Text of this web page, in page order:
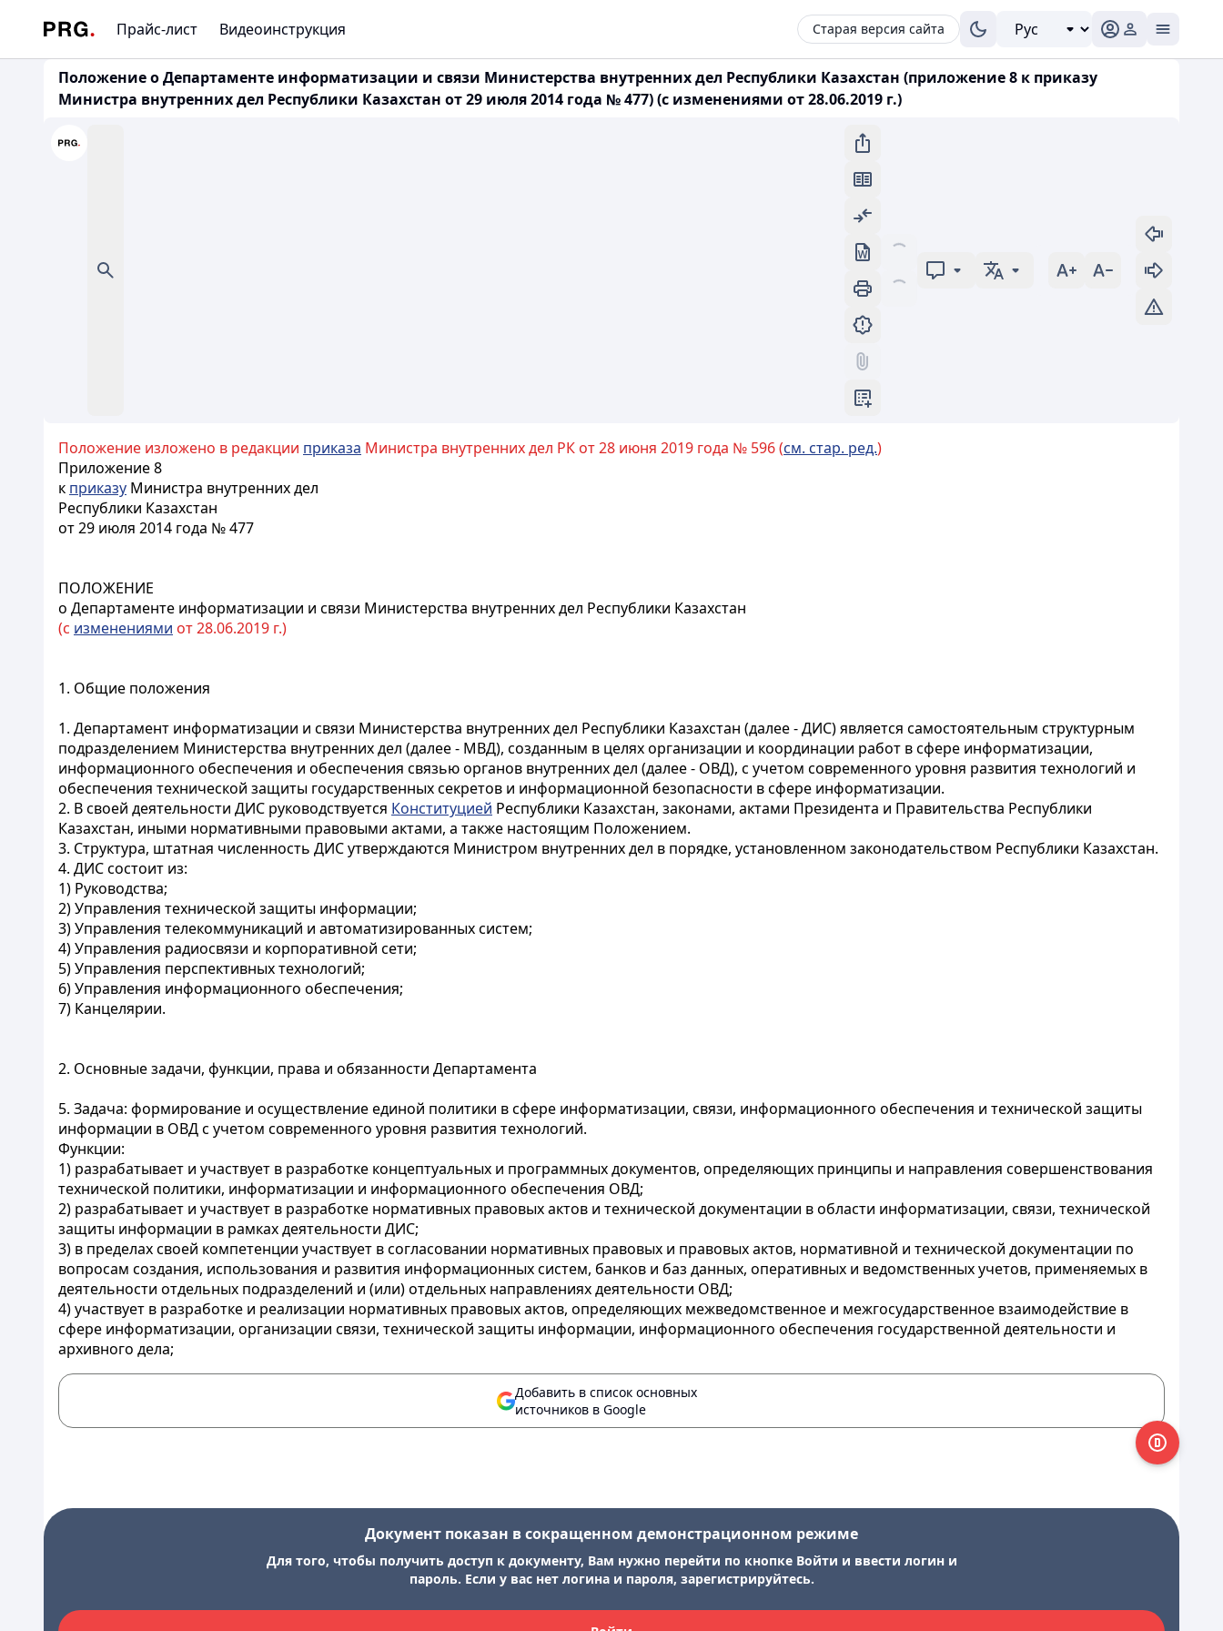
Прайс-лист Видеоинструкция Старая версия сайта
Положение о Департаменте информатизации и связи Министерства внутренних дел Республики Казахстан (приложение 8 к приказу
Министра внутренних дел Республики Казахстан от 29 июля 2014 года № 477) (с изменениями от 28.06.2019 г.)
Положение изложено в редакции приказа Министра внутренних дел РК от 28 июня 2019 года № 596 (см. стар. ред.)
Приложение 8
к приказу Министра внутренних дел
Республики Казахстан
от 29 июля 2014 года № 477
ПОЛОЖЕНИЕ
о Департаменте информатизации и связи Министерства внутренних дел Республики Казахстан
(с изменениями от 28.06.2019 г.)
1. Общие положения
1. Департамент информатизации и связи Министерства внутренних дел Республики Казахстан (далее - ДИС) является самостоятельным структурным
подразделением Министерства внутренних дел (далее - МВД), созданным в целях организации и координации работ в сфере информатизации,
информационного обеспечения и обеспечения связью органов внутренних дел (далее - ОВД), с учетом современного уровня развития технологий и
обеспечения технической защиты государственных секретов и информационной безопасности в сфере информатизации.
2. В своей деятельности ДИС руководствуется Конституцией Республики Казахстан, законами, актами Президента и Правительства Республики
Казахстан, иными нормативными правовыми актами, а также настоящим Положением.
3. Структура, штатная численность ДИС утверждаются Министром внутренних дел в порядке, установленном законодательством Республики Казахстан.
4. ДИС состоит из:
1) Руководства;
2) Управления технической защиты информации;
3) Управления телекоммуникаций и автоматизированных систем;
4) Управления радиосвязи и корпоративной сети;
5) Управления перспективных технологий;
6) Управления информационного обеспечения;
7) Канцелярии.
2. Основные задачи, функции, права и обязанности Департамента
5. Задача: формирование и осуществление единой политики в сфере информатизации, связи, информационного обеспечения и технической защиты
информации в ОВД с учетом современного уровня развития технологий.
Функции:
1) разрабатывает и участвует в разработке концептуальных и программных документов, определяющих принципы и направления совершенствования
технической политики, информатизации и информационного обеспечения ОВД;
2) разрабатывает и участвует в разработке нормативных правовых актов и технической документации в области информатизации, связи, технической
защиты информации в рамках деятельности ДИС;
3) в пределах своей компетенции участвует в согласовании нормативных правовых и правовых актов, нормативной и технической документации по
вопросам создания, использования и развития информационных систем, банков и баз данных, оперативных и ведомственных учетов, применяемых в
деятельности отдельных подразделений и (или) отдельных направлениях деятельности ОВД;
4) участвует в разработке и реализации нормативных правовых актов, определяющих межведомственное и межгосударственное взаимодействие в
сфере информатизации, организации связи, технической защиты информации, информационного обеспечения государственной деятельности и
архивного дела;
Добавить в список основных
источников в Google
Документ показан в сокращенном демонстрационном режиме
Для того, чтобы получить доступ к документу, Вам нужно перейти по кнопке Войти и ввести логин и
пароль. Если у вас нет логина и пароля, зарегистрируйтесь.